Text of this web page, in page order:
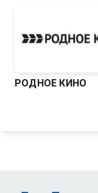
РОДНОЕ КИНО